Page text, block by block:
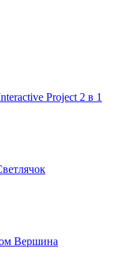
Project 2 в 1
Вершина